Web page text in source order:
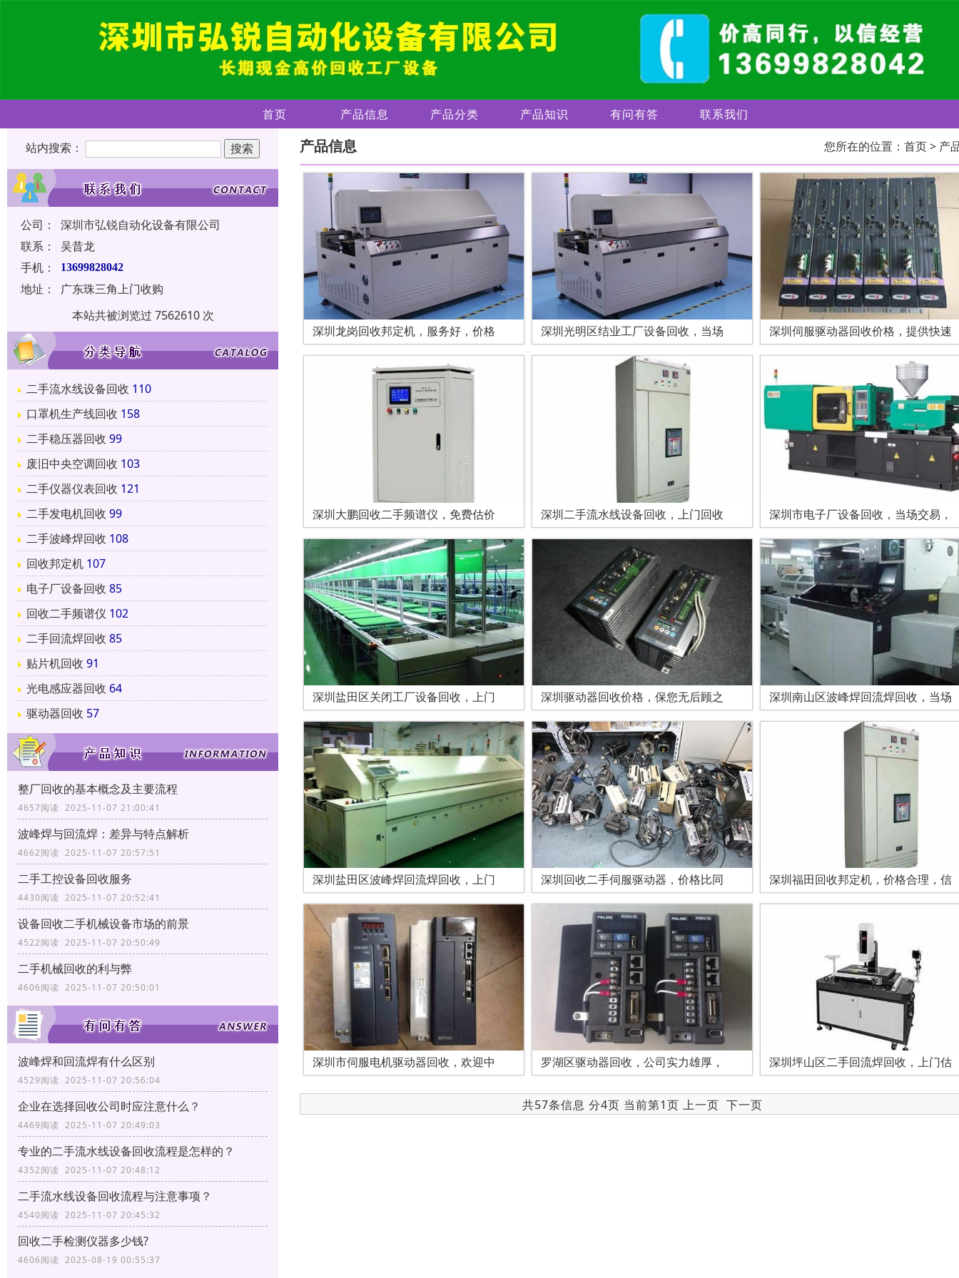
首页 产品信息 产品分类 产品知识 有问有答 联系我们
站内搜索：
公司：
深圳市弘锐自动化设备有限公司
联系：
吴昔龙
手机：
13699828042
地址：
广东珠三角上门收购
本站共被浏览过 7562610 次
二手流水线设备回收 110
口罩机生产线回收 158
二手稳压器回收 99
废旧中央空调回收 103
二手仪器仪表回收 121
二手发电机回收 99
二手波峰焊回收 108
回收邦定机 107
电子厂设备回收 85
回收二手频谱仪 102
二手回流焊回收 85
贴片机回收 91
光电感应器回收 64
驱动器回收 57
整厂回收的基本概念及主要流程
4657阅读 2025-11-07 21:00:41
波峰焊与回流焊：差异与特点解析
4662阅读 2025-11-07 20:57:51
二手工控设备回收服务
4430阅读 2025-11-07 20:52:41
设备回收二手机械设备市场的前景
4522阅读 2025-11-07 20:50:49
二手机械回收的利与弊
4606阅读 2025-11-07 20:50:01
波峰焊和回流焊有什么区别
4529阅读 2025-11-07 20:56:04
企业在选择回收公司时应注意什么？
4469阅读 2025-11-07 20:49:03
专业的二手流水线设备回收流程是怎样的？
4352阅读 2025-11-07 20:48:12
二手流水线设备回收流程与注意事项？
4540阅读 2025-11-07 20:45:32
回收二手检测仪器多少钱?
4606阅读 2025-08-19 00:55:37
产品信息 您所在的位置： 首页> 产
深圳龙岗回收邦定机，服务好，价格 深圳光明区结业工厂设备回收，当场 深圳伺服驱动器回收价格，提供快速
深圳大鹏回收二手频谱仪，免费估价 深圳二手流水线设备回收，上门回收 深圳市电子厂设备回收，当场交易，
深圳盐田区关闭工厂设备回收，上门 深圳驱动器回收价格，保您无后顾之 深圳南山区波峰焊回流焊回收，当场
深圳盐田区波峰焊回流焊回收，上门 深圳回收二手伺服驱动器，价格比同 深圳福田回收邦定机，价格合理，信
深圳市伺服电机驱动器回收，欢迎中 罗湖区驱动器回收，公司实力雄厚， 深圳坪山区二手回流焊回收，上门估
共57条信息 分4页 当前第1页 上一页 下一页